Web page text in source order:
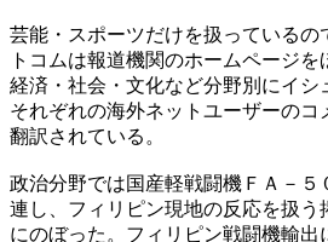
芸能・スポーツだけを扱っているの
トコムは報道機関のホームページを
経済・社会・文化など分野別にイシ
それぞれの海外ネットユーザーの
翻訳されている。
政治分野では国産軽戦闘機ＦＡ－５
連し、フィリピン現地の反応を扱う
にのぼった。フィリピン戦闘機輸